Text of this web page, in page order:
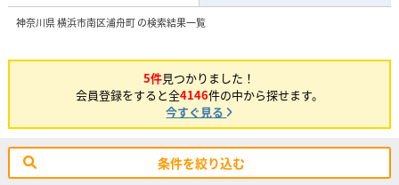
神奈川県 横浜市南区浦舟町 の検索結果一覧
5件見つかりました！
会員登録をすると全4146件の中から探せます。
今すぐ見る
条件を絞り込む